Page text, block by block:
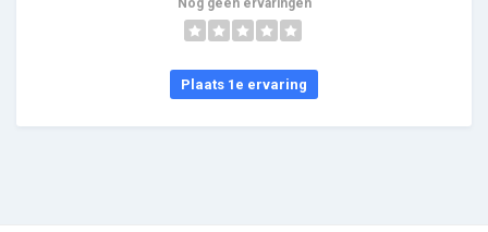
Nog geen ervaringen
Plaats 1e ervaring